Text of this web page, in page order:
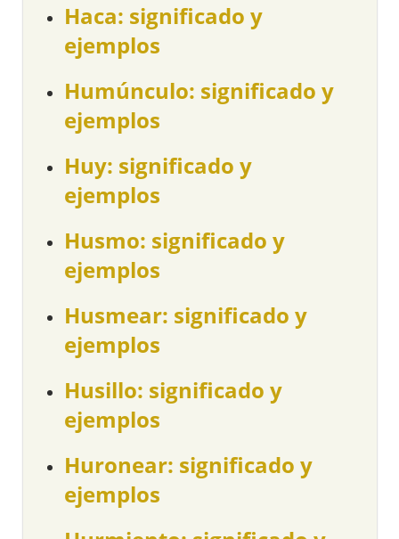
Haca: significado y
ejemplos
Humúnculo: significado y
ejemplos
Huy: significado y
ejemplos
Husmo: significado y
ejemplos
Husmear: significado y
ejemplos
Husillo: significado y
ejemplos
Huronear: significado y
ejemplos